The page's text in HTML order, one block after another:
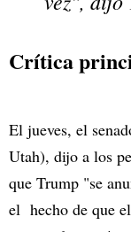
Crítica
El jueves, el
Utah), dijo a los
que Trump "se
el hecho de que